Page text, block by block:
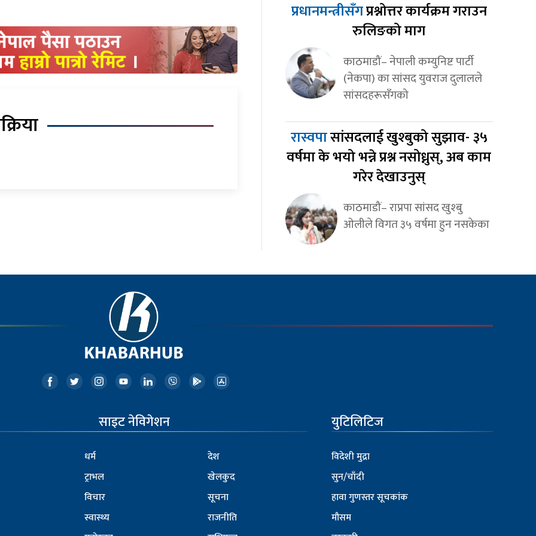
प्रधानमन्त्रीसँगप्रश्नोत्तर कार्यक्रम गराउन
रुलिङको माग
काठमाडौं– नेपाली कम्युनिष्ट पार्टी
(नेकपा) का सांसद युवराज दुलालले
सांसदहरूसँगको
रास्वपासांसदलाई खुश्बुको सुझाव- ३५
वर्षमा के भयो भन्ने प्रश्न नसोध्नुस्, अब काम
गरेर देखाउनुस्
काठमाडौं– राप्रपा सांसद खुश्बु
ओलीले विगत ३५ वर्षमा हुन नसकेका
साइट नेविगेशन
धर्म
ट्राभल
विचार
स्वास्थ्य
देश
खेलकुद
सूचना
राजनीति
युटिलिटिज
विदेशी मुद्रा
सुन/चाँदी
हावा गुणस्तर सूचकांक
मौसम